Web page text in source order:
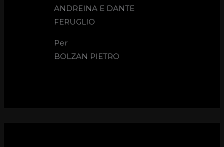
ANDREINA E DANTE
FERUGLIO
Per
BOLZAN PIETRO